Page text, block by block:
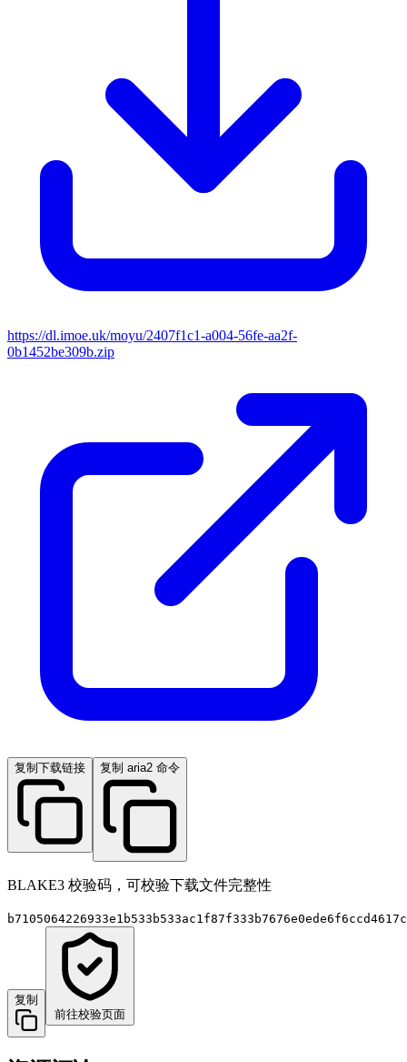
https://dl.imoe.uk/moyu/2407f1c1-a004-56fe-aa2f-
0b1452be309b.zip
复制下载链接 复制 aria2 命令
BLAKE3 校验码，可校验下载文件完整性
复制
前往校验页面